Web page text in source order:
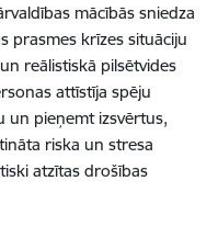
mācībās sniedza
prasmes krīzes situāciju
reālistiskā pilsētvides
attīstīja spēju
un pieņemt izsvērtus,
riska un stresa
atzītas drošības